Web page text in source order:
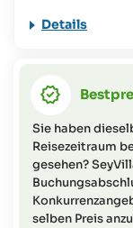
46 Tage und
35-15 Tage vor
14-0 Tage vor
Details
Sie haben
Reisezeitraum
gesehen?
selben Preis